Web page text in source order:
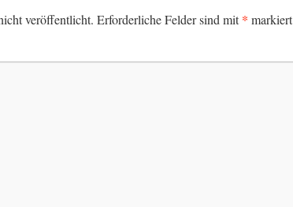
veröffentlicht. Erforderliche Felder sind mit* markiert